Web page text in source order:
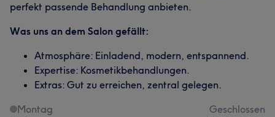
perfekt passende Behandlung anbieten.
Was uns an dem Salon gefällt:
Atmosphäre: Einladend, modern, entspannend.
Expertise: Kosmetikbehandlungen.
Extras: Gut zu erreichen, zentral gelegen.
Montag
Geschlossen